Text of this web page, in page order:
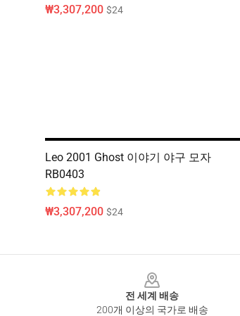
₩3,307,200 $24
Leo 2001 Ghost 이야기 야구 모자
RB0403
₩3,307,200 $24
전 세계 배송
200개 이상의 국가로 배송